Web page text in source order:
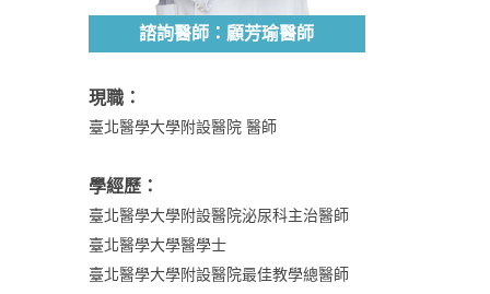
諮詢醫師：顧芳瑜醫師
現職：
臺北醫學大學附設醫院 醫師
學經歷：
臺北醫學大學附設醫院泌尿科主治醫師
臺北醫學大學醫學士
臺北醫學大學附設醫院最佳教學總醫師